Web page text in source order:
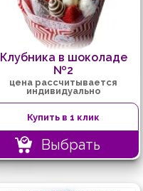
Клубника в шоколаде
№2
цена рассчитывается
индивидуально
Купить в 1 клик
Выбрать